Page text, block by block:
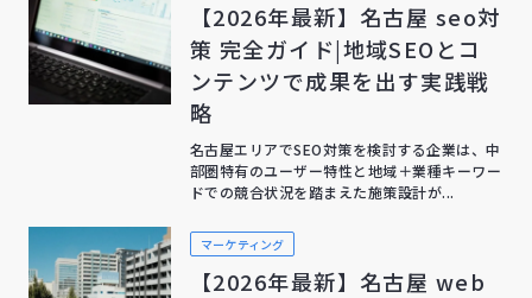
【2026年最新】名古屋 seo対
策 完全ガイド|地域SEOとコ
ンテンツで成果を出す実践戦
略
名古屋エリアでSEO対策を検討する企業は、中
部圏特有のユーザー特性と地域＋業種キーワー
ドでの競合状況を踏まえた施策設計が...
マーケティング
【2026年最新】名古屋 web